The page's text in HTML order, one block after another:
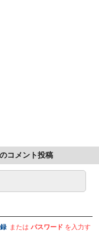
コメント投稿
またはパスワード を入力す